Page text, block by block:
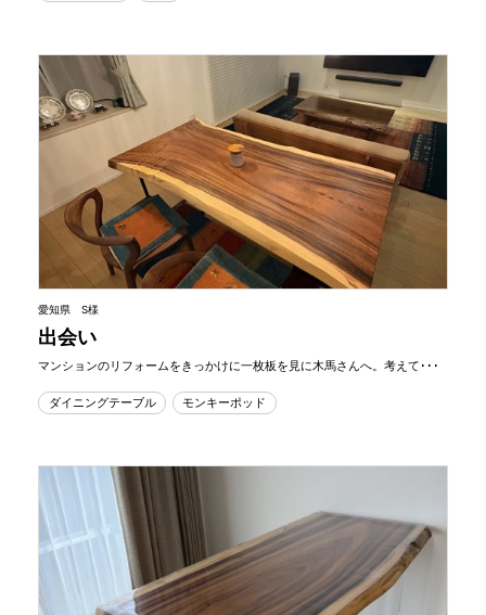
愛知県 S様
出会い
マンションのリフォームをきっかけに一枚板を見に木馬さんへ。考えて･･･
ダイニングテーブル モンキーポッド